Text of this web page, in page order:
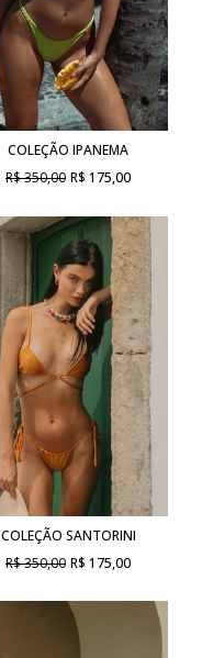
COLEÇÃO IPANEMA
R$ 350,00 R$ 175,00
COLEÇÃO SANTORINI
R$ 350,00 R$ 175,00